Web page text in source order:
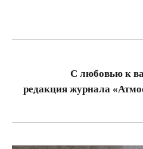
С любовью к
редакция журнала